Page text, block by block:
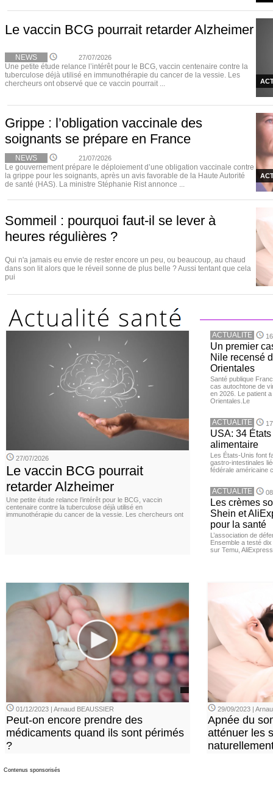
Le vaccin BCG pourrait retarder Alzheimer
NEWS 27/07/2026
Une petite étude relance l’intérêt pour le BCG, vaccin centenaire contre la
tuberculose déjà utilisé en immunothérapie du cancer de la vessie. Les
chercheurs ont observé que ce vaccin pourrait ...
Grippe : l’obligation vaccinale des
soignants se prépare en France
NEWS 21/07/2026
Le gouvernement prépare le déploiement d’une obligation vaccinale contre
la grippe pour les soignants, après un avis favorable de la Haute Autorité
de santé (HAS). La ministre Stéphanie Rist annonce ...
Sommeil : pourquoi faut-il se lever à
heures régulières ?
Qui n'a jamais eu envie de rester encore un peu, ou beaucoup, au chaud
dans son lit alors que le réveil sonne de plus belle ? Aussi tentant que cela
pui
27/07/2026
Le vaccin BCG pourrait
retarder Alzheimer
Une petite étude relance l’intérêt pour le BCG, vaccin
centenaire contre la tuberculose déjà utilisé en
immunothérapie du cancer de la vessie. Les chercheurs ont
ACTUALITE
Un premier
Nile recensé
Orientales
Santé publique
cas autochtone de
en 2026. Le patient
Orientales.Le
ACTUALITE
USA: 34
alimentaire
Les États-Unis font
gastro-intestinales
fédérale américaine
ACTUALITE
Les crèmes
Shein et
pour la santé
L’association de
Ensemble a testé
sur Temu,
01/12/2023 | Arnaud BEAUSSIER
Peut-on encore prendre des
médicaments quand ils sont périmés
?
29/09/2023 |
Apnée du
atténuer les
Contenus sponsorisés